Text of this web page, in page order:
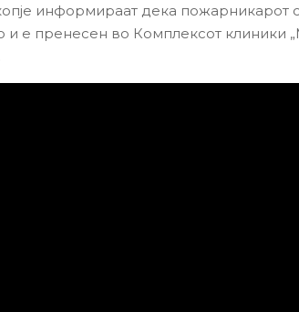
информираат дека пожарникарот
и е пренесен во Комплексот клиники